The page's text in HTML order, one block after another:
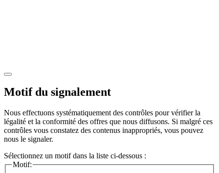
Motif du signalement
Nous effectuons systématiquement des contrôles pour vérifier la
légalité et la conformité des offres que nous diffusons. Si malgré ces
contrôles vous constatez des contenus inappropriés, vous pouvez
nous le signaler.
Sélectionnez un motif dans la liste ci-dessous :
Motif: